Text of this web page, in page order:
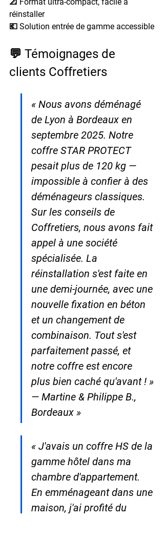
réinstaller
💶 Solution entrée de gamme accessible
💬 Témoignages de
clients Coffretiers
« Nous avons déménagé
de Lyon à Bordeaux en
septembre 2025. Notre
coffre STAR PROTECT
pesait plus de 120 kg —
impossible à confier à des
déménageurs classiques.
Sur les conseils de
Coffretiers, nous avons fait
appel à une société
spécialisée. La
réinstallation s'est faite en
une demi-journée, avec une
nouvelle fixation en béton
et un changement de
combinaison. Tout s'est
parfaitement passé, et
notre coffre est encore
plus bien caché qu'avant ! »
— Martine & Philippe B.,
Bordeaux »
« J'avais un coffre HS de la
gamme hôtel dans ma
chambre d'appartement.
En emménageant dans une
maison, j'ai profité du